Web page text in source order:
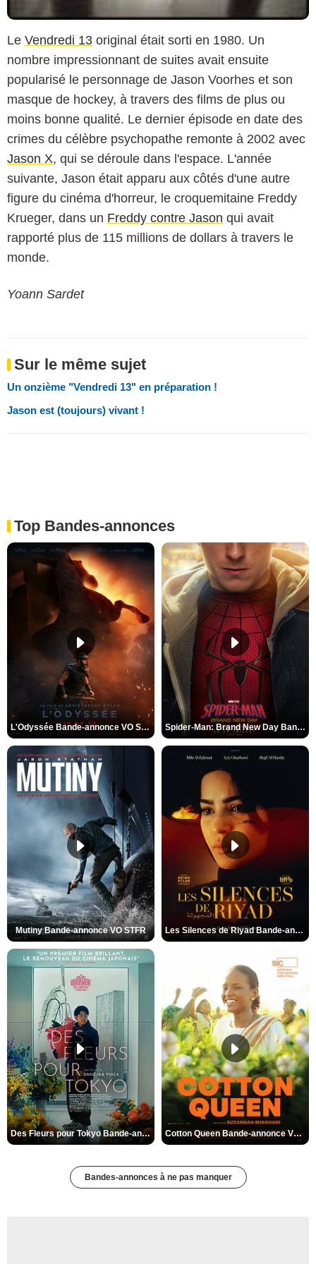
Le Vendredi 13 original était sorti en 1980. Un
nombre impressionnant de suites avait ensuite
popularisé le personnage de Jason Voorhes et son
masque de hockey, à travers des films de plus ou
moins bonne qualité. Le dernier épisode en date des
crimes du célèbre psychopathe remonte à 2002 avec
Jason X, qui se déroule dans l'espace. L'année
suivante, Jason était apparu aux côtés d'une autre
figure du cinéma d'horreur, le croquemitaine Freddy
Krueger, dans un Freddy contre Jason qui avait
rapporté plus de 115 millions de dollars à travers le
monde.
Yoann Sardet
Sur le même sujet
Un onzième "Vendredi 13" en préparation !
Jason est (toujours) vivant !
Top Bandes-annonces
L'Odyssée Bande-annonce VO STFR Spider-Man: Brand New Day Bande-annonce VO STFR
Mutiny Bande-annonce VO STFR Les Silences de Riyad Bande-annonce VO STFR
Des Fleurs pour Tokyo Bande-annonce VO STFR Cotton Queen Bande-annonce VO STFR
Bandes-annonces à ne pas manquer